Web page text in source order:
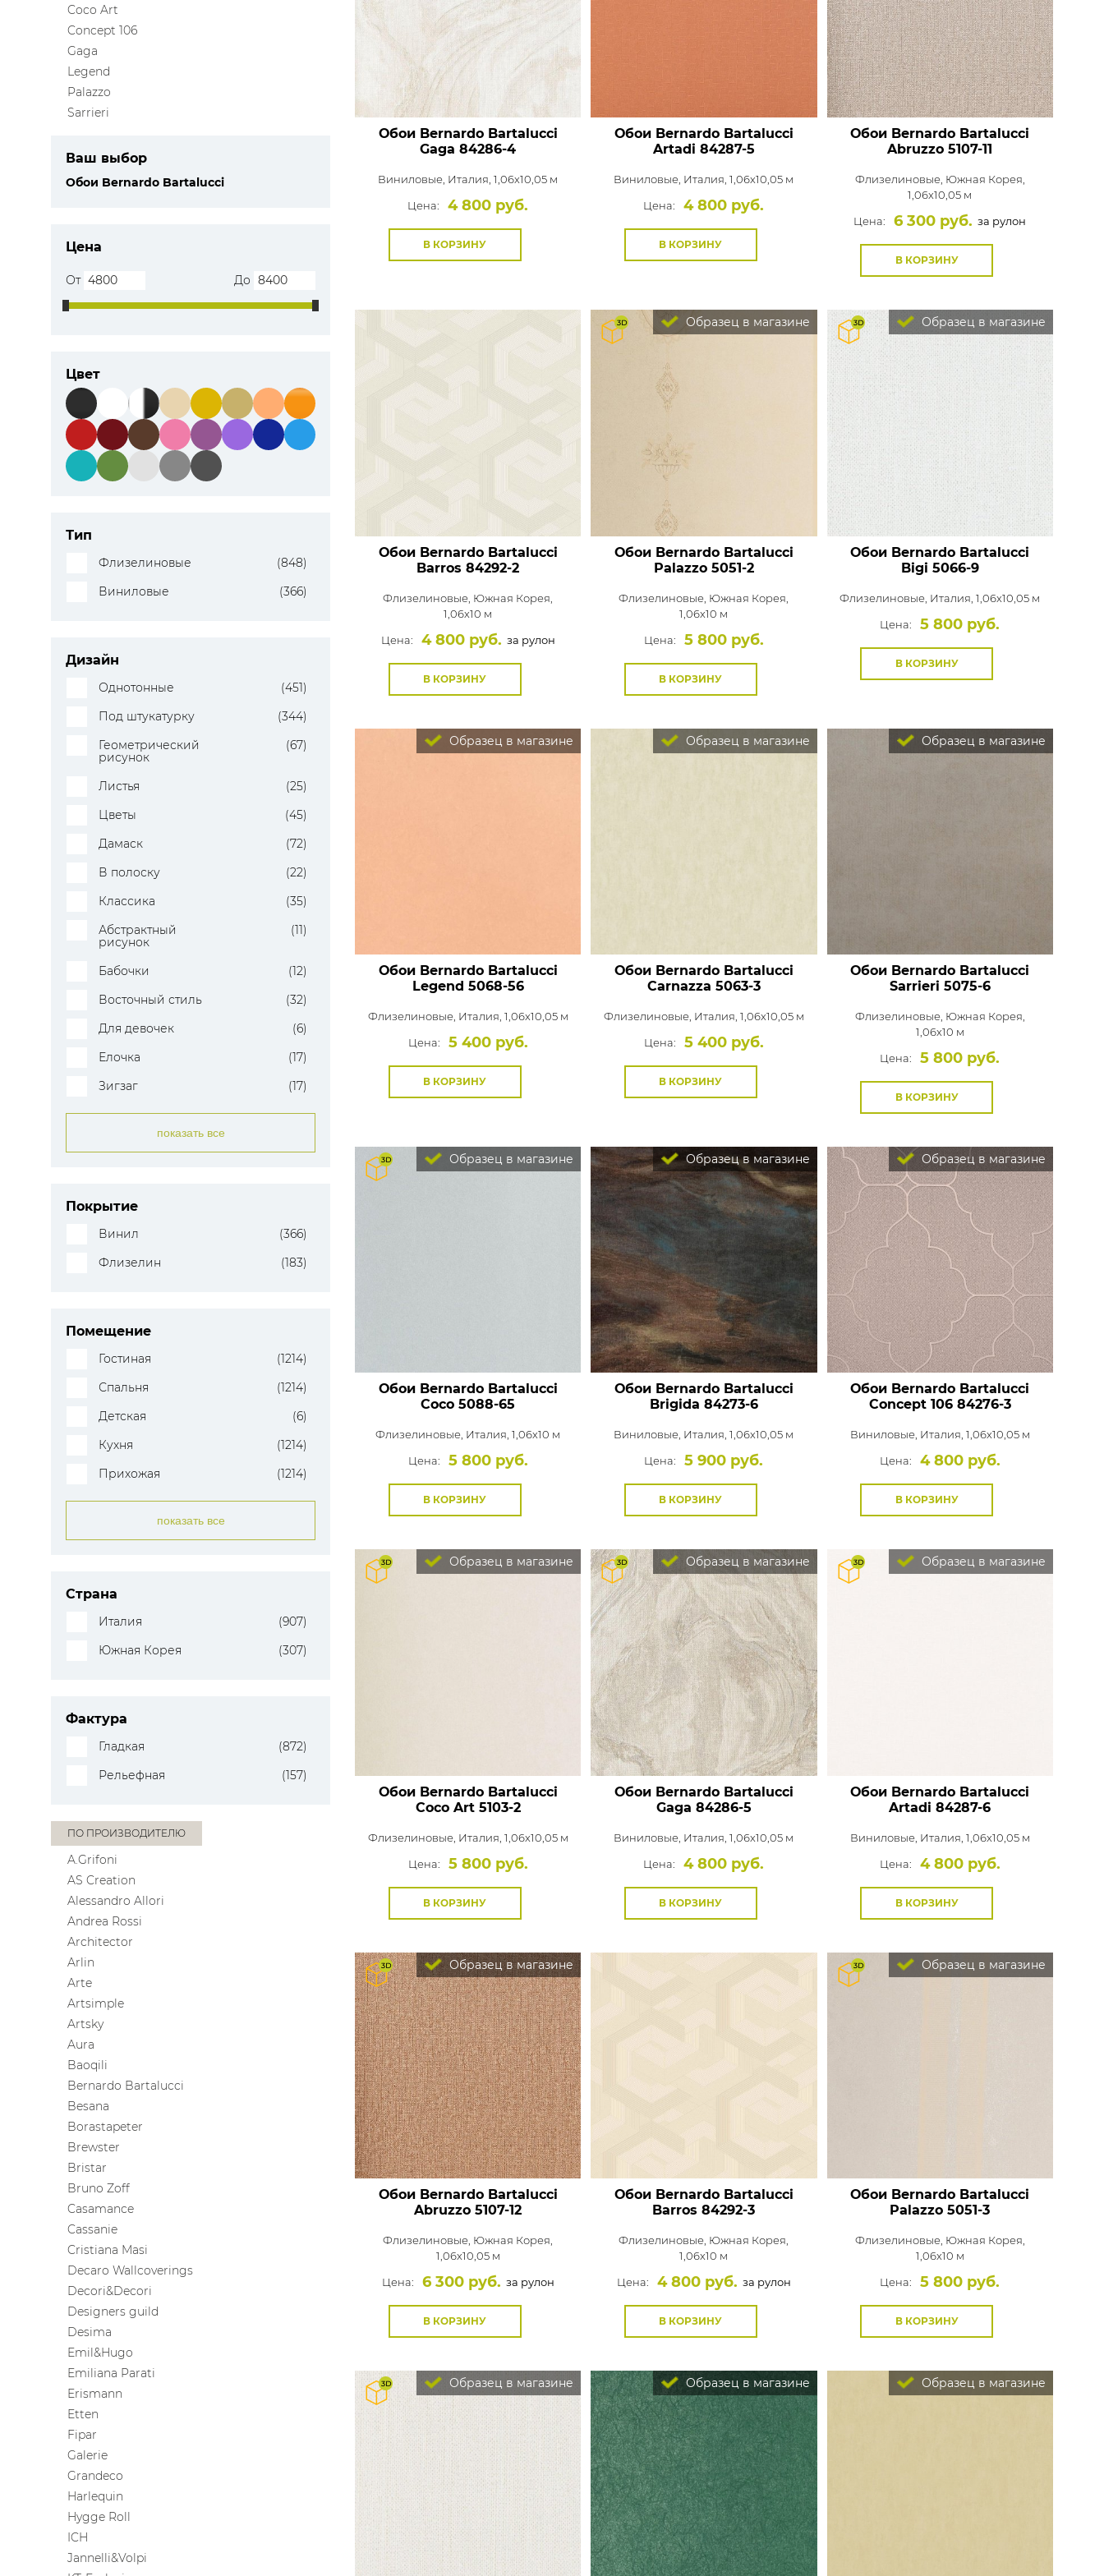
ЦВЕТА
ПОКАЗАТЬ ВСЕ ОБОИ
Coco Art
Concept 106
Gaga
Legend
Palazzo
Sarrieri
Ваш выбор
Обои Bernardo Bartalucci
Цена
От До
Цвет
Тип
Флизелиновые
(848)
Виниловые
(366)
Дизайн
Однотонные
(451)
Под штукатурку
(344)
Геометрический
рисунок
(67)
Листья
(25)
Цветы
(45)
Дамаск
(72)
В полоску
(22)
Классика
(35)
Абстрактный
рисунок
(11)
Бабочки
(12)
Восточный стиль
(32)
Для девочек
(6)
Елочка
(17)
Зигзаг
(17)
показать все
Покрытие
Винил
(366)
Флизелин
(183)
Помещение
Гостиная
(1214)
Спальня
(1214)
Детская
(6)
Кухня
(1214)
Прихожая
(1214)
показать все
Страна
Италия
(907)
Южная Корея
(307)
Фактура
Гладкая
(872)
Рельефная
(157)
ПО ПРОИЗВОДИТЕЛЮ
A.Grifoni
AS Creation
Alessandro Allori
Andrea Rossi
Architector
Arlin
Arte
Artsimple
Artsky
Aura
Baoqili
Bernardo Bartalucci
Besana
Borastapeter
Brewster
Bristar
Bruno Zoff
Casamance
Cassanie
Cristiana Masi
Decaro Wallcoverings
Decori&Decori
Designers guild
Desima
Emil&Hugo
Emiliana Parati
Erismann
Etten
Fipar
Galerie
Grandeco
Harlequin
Hygge Roll
ICH
Jannelli&Volpi
Обои Bernardo Bartalucci
Gaga 84286-4
Виниловые, Италия, 1,06x10,05 м
Цена:
4 800 руб.
В КОРЗИНУ
Обои Bernardo Bartalucci
Artadi 84287-5
Виниловые, Италия, 1,06x10,05 м
Цена:
4 800 руб.
В КОРЗИНУ
Обои Bernardo Bartalucci
Abruzzo 5107-11
Флизелиновые, Южная Корея,
1,06x10,05 м
Цена:
6 300 руб. за рулон
В КОРЗИНУ
Обои Bernardo Bartalucci
Barros 84292-2
Флизелиновые, Южная Корея,
1,06x10 м
Цена:
4 800 руб. за рулон
В КОРЗИНУ
Образец в магазине
Обои Bernardo Bartalucci
Palazzo5051-2
Флизелиновые, Южная Корея,
1,06x10 м
Цена:
5 800 руб.
В КОРЗИНУ
Образец в магазине
Обои Bernardo Bartalucci
Bigi 5066-9
Флизелиновые, Италия, 1,06x10,05 м
Цена:
5 800 руб.
В КОРЗИНУ
Образец в магазине
Обои Bernardo Bartalucci
Legend 5068-56
Флизелиновые, Италия, 1,06x10,05 м
Цена:
5 400 руб.
В КОРЗИНУ
Образец в магазине
Обои Bernardo Bartalucci
Carnazza 5063-3
Флизелиновые, Италия, 1,06x10,05 м
Цена:
5 400 руб.
В КОРЗИНУ
Образец в магазине
Обои Bernardo Bartalucci
Sarrieri 5075-6
Флизелиновые, Южная Корея,
1,06x10 м
Цена:
5 800 руб.
В КОРЗИНУ
Образец в магазине
Обои Bernardo Bartalucci
Coco 5088-65
Флизелиновые, Италия, 1,06x10 м
Цена:
5 800 руб.
В КОРЗИНУ
Образец в магазине
Обои Bernardo Bartalucci
Brigida 84273-6
Виниловые, Италия, 1,06x10,05 м
Цена:
5 900 руб.
В КОРЗИНУ
Образец в магазине
Обои Bernardo Bartalucci
Concept 10684276-3
Виниловые, Италия, 1,06x10,05 м
Цена:
4 800 руб.
В КОРЗИНУ
Образец в магазине
Обои Bernardo Bartalucci
Coco Art5103-2
Флизелиновые, Италия, 1,06x10,05 м
Цена:
5 800 руб.
В КОРЗИНУ
Образец в магазине
Обои Bernardo Bartalucci
Gaga 84286-5
Виниловые, Италия, 1,06x10,05 м
Цена:
4 800 руб.
В КОРЗИНУ
Образец в магазине
Обои Bernardo Bartalucci
Artadi 84287-6
Виниловые, Италия, 1,06x10,05 м
Цена:
4 800 руб.
В КОРЗИНУ
Образец в магазине
Обои Bernardo Bartalucci
Abruzzo 5107-12
Флизелиновые, Южная Корея,
1,06x10,05 м
Цена:
6 300 руб. за рулон
В КОРЗИНУ
Обои Bernardo Bartalucci
Barros 84292-3
Флизелиновые, Южная Корея,
1,06x10 м
Цена:
4 800 руб. за рулон
В КОРЗИНУ
Образец в магазине
Обои Bernardo Bartalucci
Palazzo 5051-3
Флизелиновые, Южная Корея,
1,06x10 м
Цена:
5 800 руб.
В КОРЗИНУ
Образец в магазине Образец в магазине Образец в магазине